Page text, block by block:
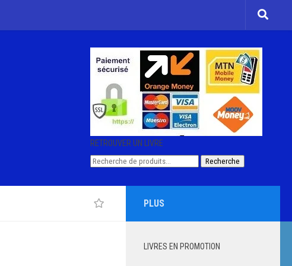
RETROUVER UN LIVRE
Recherche
Recherche
PLUS
LIVRES EN PROMOTION